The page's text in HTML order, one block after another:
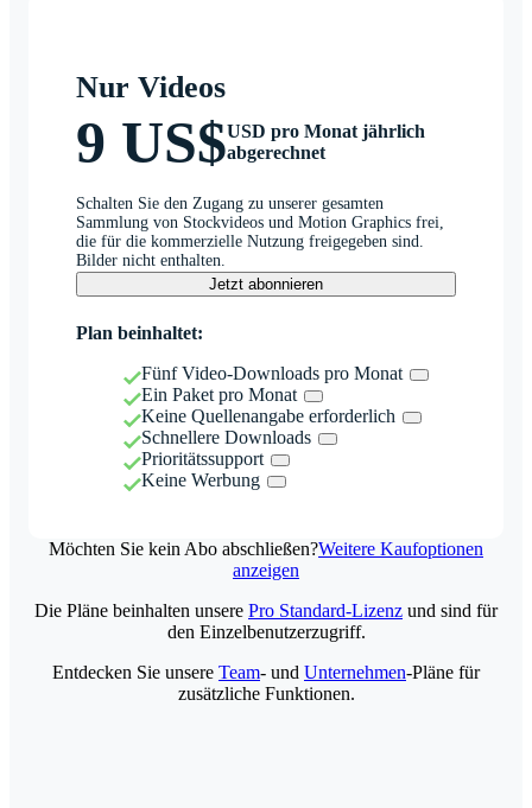
Nur Videos
9 US$USD pro Monat jährlich
abgerechnet
Schalten Sie den Zugang zu unserer gesamten
Sammlung von Stockvideos und Motion Graphics frei,
die für die kommerzielle Nutzung freigegeben sind.
Bilder nicht enthalten.
Jetzt abonnieren
Plan beinhaltet:
Fünf Video-Downloads pro Monat
Ein Paket pro Monat
Keine Quellenangabe erforderlich
Schnellere Downloads
Prioritätssupport
Keine Werbung
Möchten Sie kein Abo abschließen?Weitere Kaufoptionen
anzeigen
Die Pläne beinhalten unsere Pro Standard-Lizenz und sind für
den Einzelbenutzerzugriff.
Entdecken Sie unsere Team- und Unternehmen-Pläne für
zusätzliche Funktionen.